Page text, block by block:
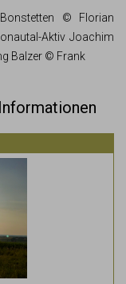
© Florian
Aktiv Joachim
Balzer © Frank